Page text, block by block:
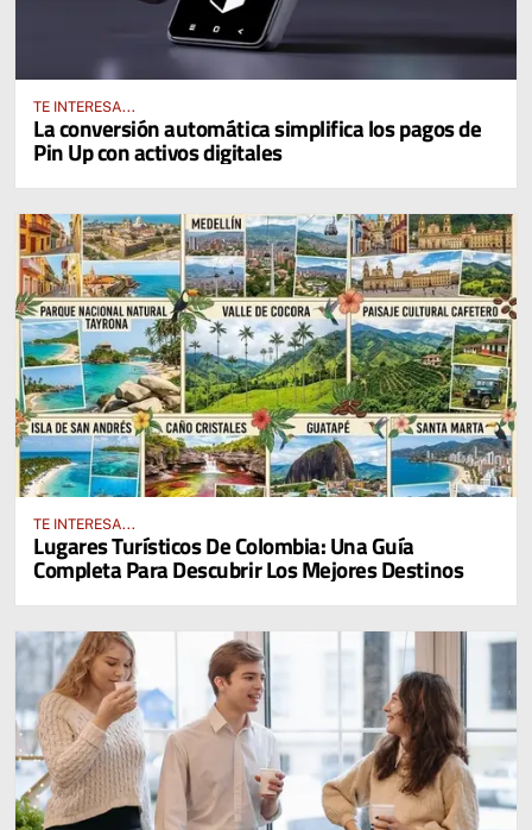
TE INTERESA...
La conversión automática simplifica los pagos de
Pin Up con activos digitales
TE INTERESA...
Lugares Turísticos De Colombia: Una Guía
Completa Para Descubrir Los Mejores Destinos